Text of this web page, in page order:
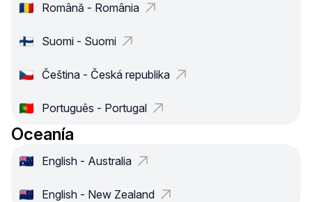
Română - România
Suomi - Suomi
Čeština - Česká republika
Português - Portugal
Oceanía
English - Australia
English - New Zealand